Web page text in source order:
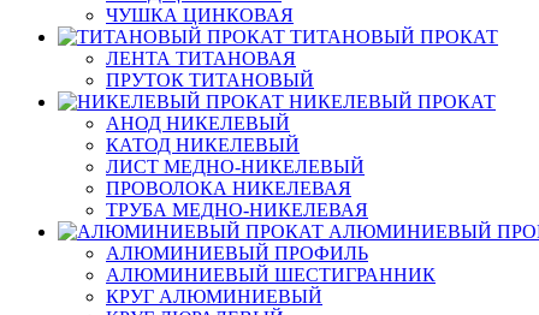
ЧУШКА ЦИНКОВАЯ
ТИТАНОВЫЙ ПРОКАТ
ЛЕНТА ТИТАНОВАЯ
ПРУТОК ТИТАНОВЫЙ
НИКЕЛЕВЫЙ ПРОКАТ
АНОД НИКЕЛЕВЫЙ
КАТОД НИКЕЛЕВЫЙ
ЛИСТ МЕДНО-НИКЕЛЕВЫЙ
ПРОВОЛОКА НИКЕЛЕВАЯ
ТРУБА МЕДНО-НИКЕЛЕВАЯ
АЛЮМИНИЕВЫЙ
АЛЮМИНИЕВЫЙ ПРОФИЛЬ
АЛЮМИНИЕВЫЙ ШЕСТИГРАННИК
КРУГ АЛЮМИНИЕВЫЙ